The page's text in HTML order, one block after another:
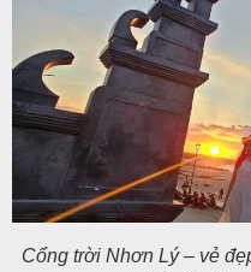
Cổng trời Nhơn Lý – vẻ